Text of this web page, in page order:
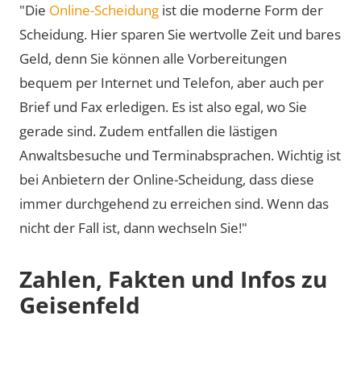
"Die Online-Scheidung ist die moderne Form der
Scheidung. Hier sparen Sie wertvolle Zeit und bares
Geld, denn Sie können alle Vorbereitungen
bequem per Internet und Telefon, aber auch per
Brief und Fax erledigen. Es ist also egal, wo Sie
gerade sind. Zudem entfallen die lästigen
Anwaltsbesuche und Terminabsprachen. Wichtig ist
bei Anbietern der Online-Scheidung, dass diese
immer durchgehend zu erreichen sind. Wenn das
nicht der Fall ist, dann wechseln Sie!"
Zahlen, Fakten und Infos zu
Geisenfeld